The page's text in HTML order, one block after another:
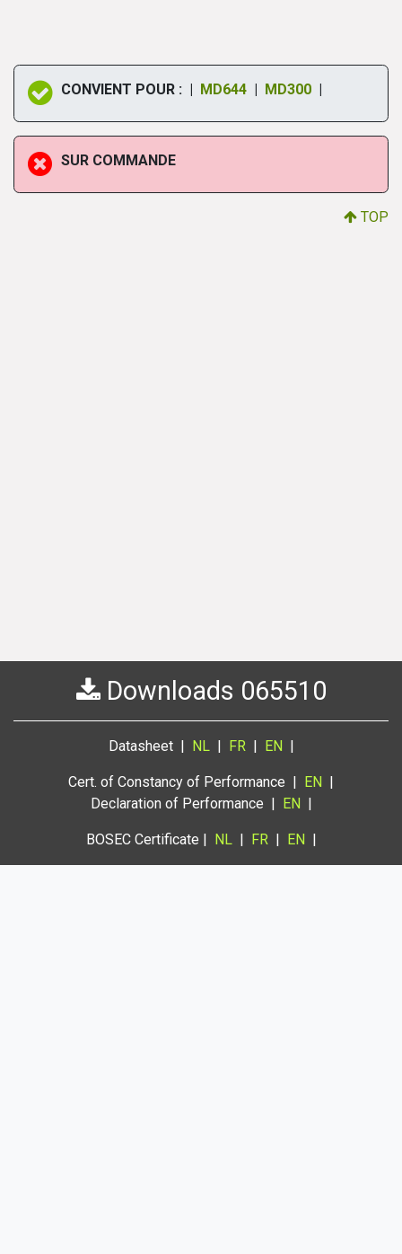
CONVIENT POUR : | MD644 | MD300 |
SUR COMMANDE
TOP
Downloads 065510
Datasheet | NL | FR | EN|
Cert. of Constancy of Performance | EN |
Declaration of Performance | EN|
BOSEC Certificate | NL | FR | EN|